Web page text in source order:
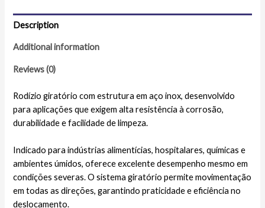
Description
Additional information
Reviews (0)
Rodízio giratório com estrutura em aço inox, desenvolvido
para aplicações que exigem alta resistência à corrosão,
durabilidade e facilidade de limpeza.
Indicado para indústrias alimentícias, hospitalares, químicas e
ambientes úmidos, oferece excelente desempenho mesmo em
condições severas. O sistema giratório permite movimentação
em todas as direções, garantindo praticidade e eficiência no
deslocamento.